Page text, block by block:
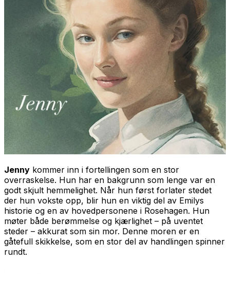
Jenny kommer inn i fortellingen som en stor
overraskelse. Hun har en bakgrunn som lenge var en
godt skjult hemmelighet. Når hun først forlater stedet
der hun vokste opp, blir hun en viktig del av Emilys
historie og en av hovedpersonene i Rosehagen. Hun
møter både berømmelse og kjærlighet – på uventet
steder – akkurat som sin mor. Denne moren er en
gåtefull skikkelse, som en stor del av handlingen spinner
rundt.